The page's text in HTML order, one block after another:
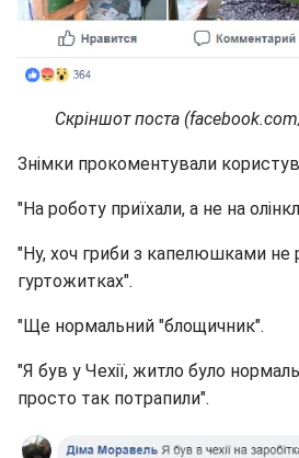
Скріншот поста
Знімки прокоментували
"На роботу приїхали, а не на
"Ну, хоч гриби з капелюшками не
гуртожитках".
"Ще нормальний "блощичник".
"Я був у Чехії, житло було
просто так потрапили".